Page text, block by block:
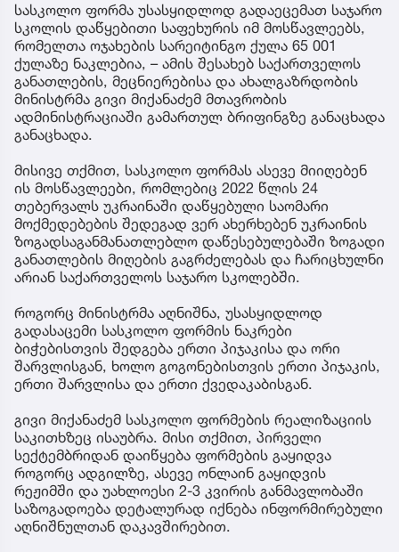
სასკოლო ფორმა უსასყიდლოდ გადაეცემათ საჯარო
სკოლის დაწყებითი საფეხურის იმ მოსწავლეებს,
რომელთა ოჯახების სარეიტინგო ქულა 65 001
ქულაზე ნაკლებია, – ამის შესახებ საქართველოს
განათლების, მეცნიერებისა და ახალგაზრდობის
მინისტრმა გივი მიქანაძემ მთავრობის
ადმინისტრაციაში გამართულ ბრიფინგზე განაცხადა
განაცხადა.
მისივე თქმით, სასკოლო ფორმას ასევე მიიღებენ
ის მოსწავლეები, რომლებიც 2022 წლის 24
თებერვალს უკრაინაში დაწყებული საომარი
მოქმედებების შედეგად ვერ ახერხებენ უკრაინის
ზოგადსაგანმანათლებლო დაწესებულებაში ზოგადი
განათლების მიღების გაგრძელებას და ჩარიცხულნი
არიან საქართველოს საჯარო სკოლებში.
როგორც მინისტრმა აღნიშნა, უსასყიდლოდ
გადასაცემი სასკოლო ფორმის ნაკრები
ბიჭებისთვის შედგება ერთი პიჯაკისა და ორი
შარვლისგან, ხოლო გოგონებისთვის ერთი პიჯაკის,
ერთი შარვლისა და ერთი ქვედაკაბისგან.
გივი მიქანაძემ სასკოლო ფორმების რეალიზაციის
საკითხზეც ისაუბრა. მისი თქმით, პირველი
სექტემბრიდან დაიწყება ფორმების გაყიდვა
როგორც ადგილზე, ასევე ონლაინ გაყიდვის
რეჟიმში და უახლოესი 2-3 კვირის განმავლობაში
საზოგადოება დეტალურად იქნება ინფორმირებული
აღნიშნულთან დაკავშირებით.